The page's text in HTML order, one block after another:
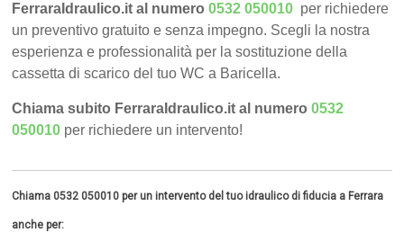
FerraraIdraulico.it al numero0532 050010 per richiedere
un preventivo gratuito e senza impegno. Scegli la nostra
esperienza e professionalità per la sostituzione della
cassetta di scarico del tuo WC a Baricella.
Chiama subito FerraraIdraulico.it al numero0532
050010 per richiedere un intervento!
Chiama 0532 050010 per un intervento del tuo idraulico di fiducia a Ferrara
anche per: